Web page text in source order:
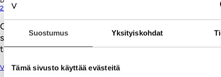
Suostumus Yksityiskohdat
Tämä sivusto käyttää evästeitä
25.05.2020
Oletko Ville ajatellut koskaan tekeväsi oikeita, sinulle
sopivia töitä, ”päivätyö”:n sijaan? Nyt esimerkiksi
tarvitaan paljon marjanpoimijoita
Vastaa